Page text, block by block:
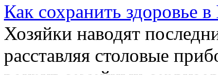
Как сохранить здоровье
Хозяйки наводят
расставляя столовые